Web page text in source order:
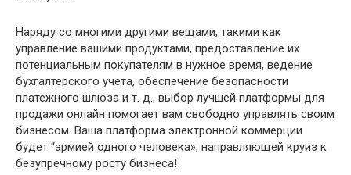
Наряду со многими другими вещами, такими как
управление вашими продуктами, предоставление их
потенциальным покупателям в нужное время, ведение
бухгалтерского учета, обеспечение безопасности
платежного шлюза и т. д., выбор лучшей платформы для
продажи онлайн помогает вам свободно управлять своим
бизнесом. Ваша платформа электронной коммерции
будет “армией одного человека», направляющей круиз к
безупречному росту бизнеса!